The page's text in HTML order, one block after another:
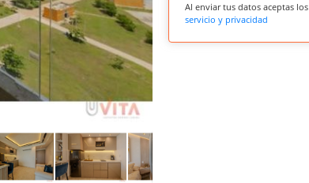
Al enviar tus datos aceptas los
servicio y privacidad